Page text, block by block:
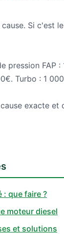
Si c'est
pression FAP :
Turbo : 1
exacte et
: que faire ?
moteur diesel
et solutions